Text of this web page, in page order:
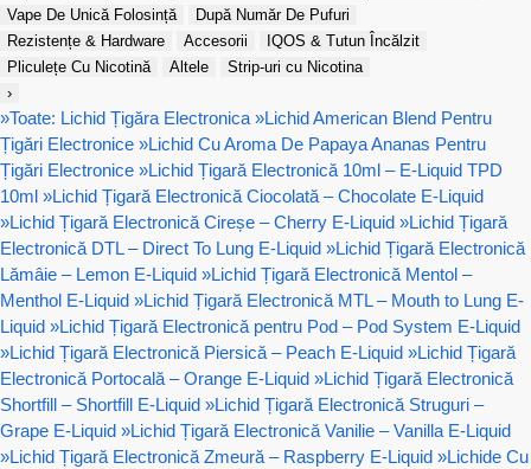
Vape De Unică Folosință
După Număr De Pufuri
Rezistențe & Hardware
Accesorii
IQOS & Tutun Încălzit
Pliculețe Cu Nicotină
Altele
Strip-uri cu Nicotina
›
»Toate: Lichid Țigăra Electronica »Lichid American Blend Pentru
Țigări Electronice »Lichid Cu Aroma De Papaya Ananas Pentru
Țigări Electronice »Lichid Țigară Electronică 10ml – E-Liquid TPD
10ml »Lichid Țigară Electronică Ciocolată – Chocolate E-Liquid
»Lichid Țigară Electronică Cireșe – Cherry E-Liquid »Lichid Țigară
Electronică DTL – Direct To Lung E-Liquid »Lichid Țigară Electronică
Lămâie – Lemon E-Liquid »Lichid Țigară Electronică Mentol –
Menthol E-Liquid »Lichid Țigară Electronică MTL – Mouth to Lung E-
Liquid »Lichid Țigară Electronică pentru Pod – Pod System E-Liquid
»Lichid Țigară Electronică Piersică – Peach E-Liquid »Lichid Țigară
Electronică Portocală – Orange E-Liquid »Lichid Țigară Electronică
Shortfill – Shortfill E-Liquid »Lichid Țigară Electronică Struguri –
Grape E-Liquid »Lichid Țigară Electronică Vanilie – Vanilla E-Liquid
»Lichid Țigară Electronică Zmeură – Raspberry E-Liquid »Lichide Cu